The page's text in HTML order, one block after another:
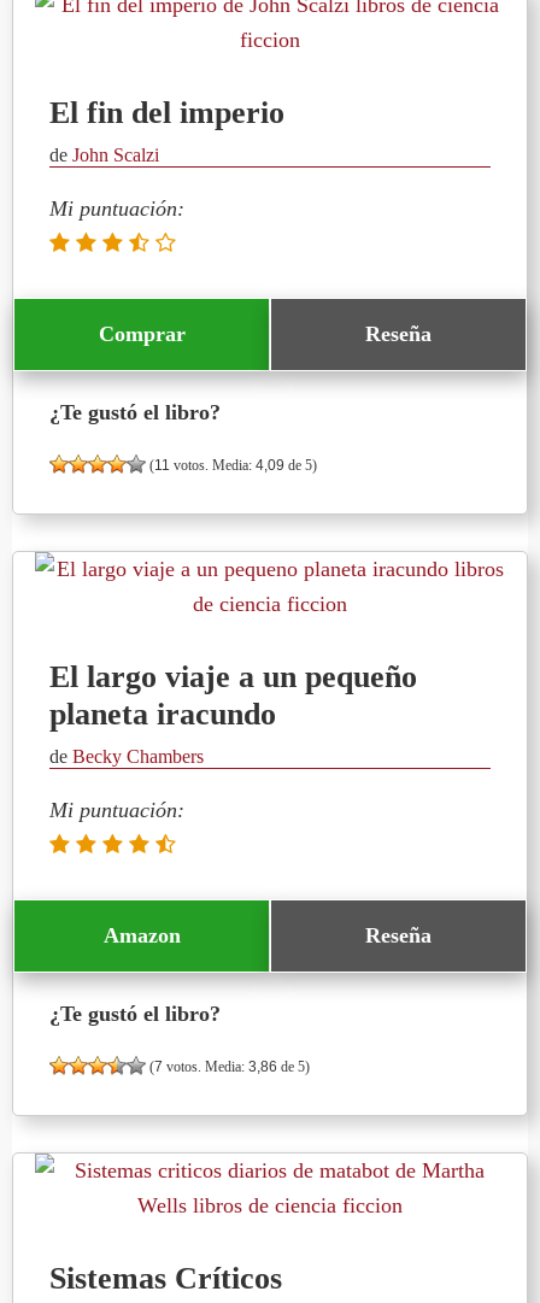
El fin del imperio
de John Scalzi
Mi puntuación:
Comprar Reseña
¿Te gustó el libro?
(11 votos. Media: 4,09 de 5)
El largo viaje a un pequeño
planeta iracundo
de Becky Chambers
Mi puntuación:
Amazon Reseña
¿Te gustó el libro?
(7 votos. Media: 3,86 de 5)
Sistemas Críticos